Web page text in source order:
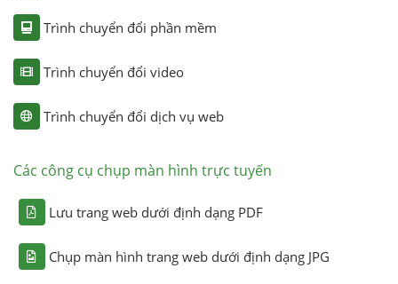
Trình chuyển đổi phần mềm
Trình chuyển đổi video
Trình chuyển đổi dịch vụ web
Các công cụ chụp màn hình trực tuyến
Lưu trang web dưới định dạng PDF
Chụp màn hình trang web dưới định dạng JPG